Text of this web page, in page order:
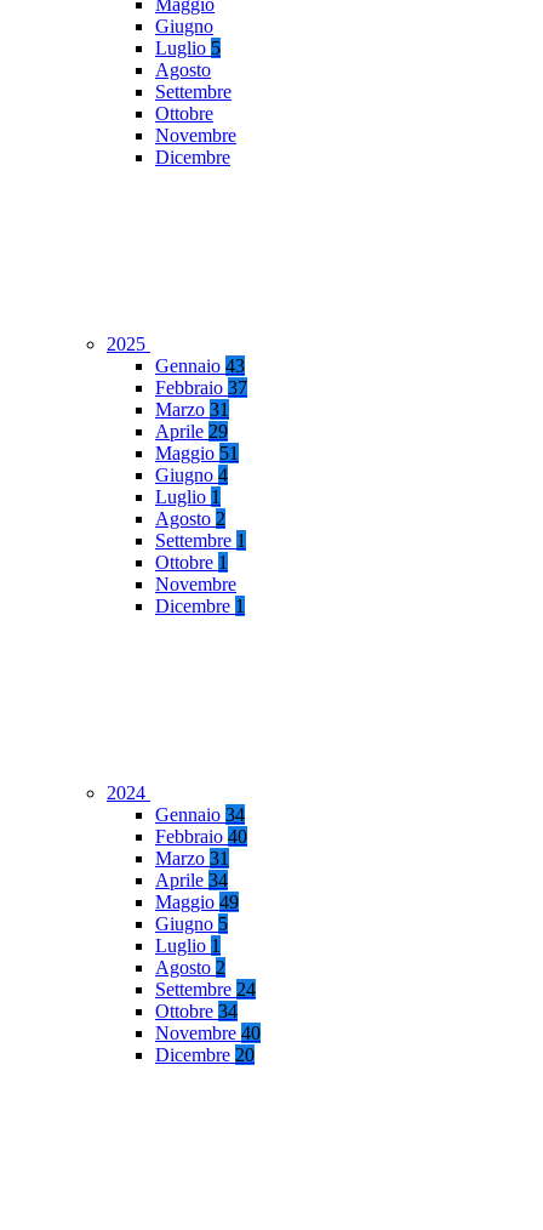
Maggio
Giugno
Luglio 5
Agosto
Settembre
Ottobre
Novembre
Dicembre
2025
Gennaio 43
Febbraio 37
Marzo 31
Aprile 29
Maggio 51
Giugno 4
Luglio 1
Agosto 2
Settembre 1
Ottobre 1
Novembre
Dicembre 1
2024
Gennaio 34
Febbraio 40
Marzo 31
Aprile 34
Maggio 49
Giugno 5
Luglio 1
Agosto 2
Settembre 24
Ottobre 34
Novembre 40
Dicembre 20